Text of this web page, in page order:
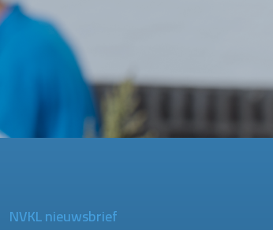
NVKL nieuwsbrief